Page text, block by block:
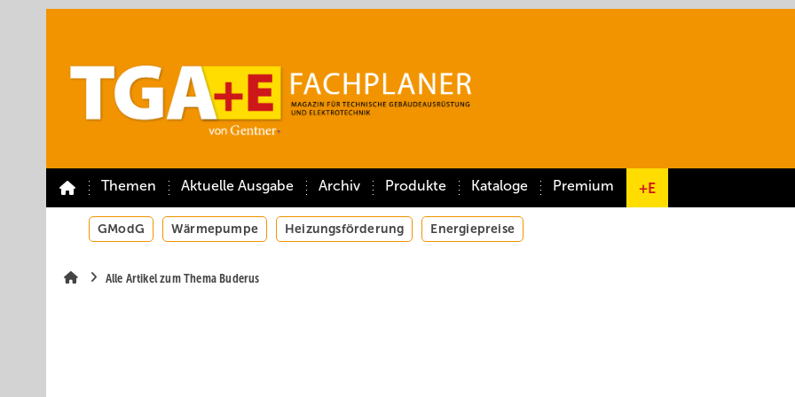
Themen Aktuelle Ausgabe Archiv Produkte Kataloge Premium +E
GModG Wärmepumpe Heizungsförderung Energiepreise
Alle Artikel zum Thema Buderus